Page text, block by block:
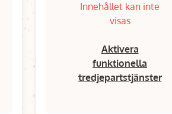
Innehållet kan inte
visas
Aktivera
funktionella
tredjepartstjänster